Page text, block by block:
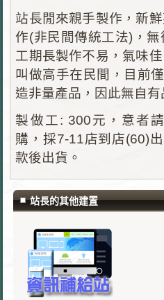
站長閒來親手製作，新
作(非民間傳統工法)，無
工期長製作不易，氣味
叫做高手在民間，目前
造非量產品，因此無自有
製做工: 300元，意者
購，採7-11店到店(60)
款後出貨。
站長的其他建置